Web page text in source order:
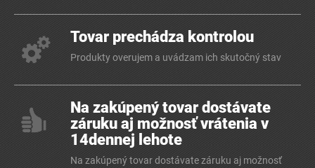
Tovar prechádza kontrolou
Produkty overujem a uvádzam ich skutočný stav
Na zakúpený tovar dostávate
záruku aj možnosť vrátenia v
14dennej lehote
Na zakúpený tovar dostávate záruku aj možnosť